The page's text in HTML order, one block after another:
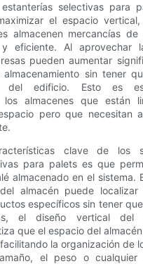
selectivas para
el espacio vertical,
almacenen mercancías de
y eficiente. Al aprovechar
pueden aumentar
sin tener
del edificio. Esto es
los almacenes que están
pero que necesitan
clave de los
para palets es que
almacenado en el sistema.
almacén puede localizar
específicos sin tener
el diseño vertical del
que el espacio del
la organización de
el peso o cualquier